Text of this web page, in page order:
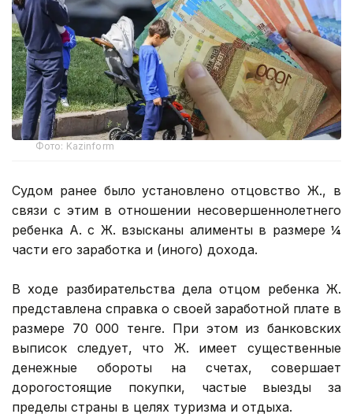
Фото: Kazinform
Судом ранее было установлено отцовство Ж., в
связи с этим в отношении несовершеннолетнего
ребенка А. с Ж. взысканы алименты в размере ¼
части его заработка и (иного) дохода.
В ходе разбирательства дела отцом ребенка Ж.
представлена справка о своей заработной плате в
размере 70 000 тенге. При этом из банковских
выписок следует, что Ж. имеет существенные
денежные обороты на счетах, совершает
дорогостоящие покупки, частые выезды за
пределы страны в целях туризма и отдыха.